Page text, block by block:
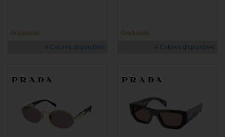
Graduable
4 Colores disponibles
Graduable
4 Colores disponibles